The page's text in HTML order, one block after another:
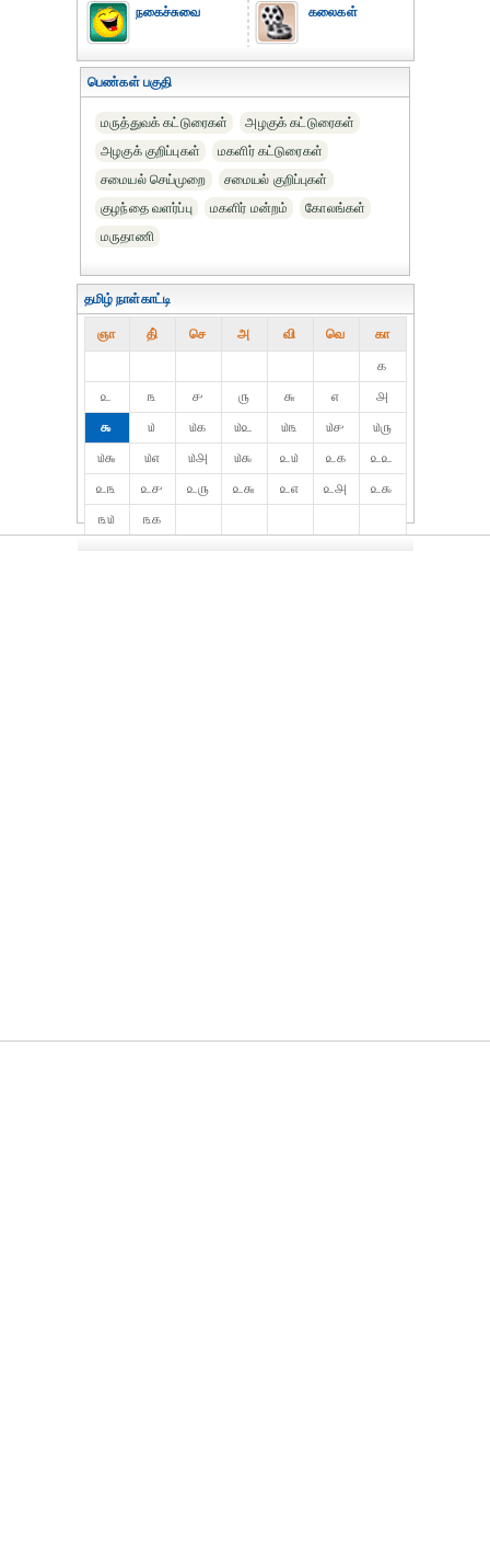
நகைச்சுவை கலைகள்
பெண்கள் பகுதி
மருத்துவக் கட்டுரைகள்
அழகுக் கட்டுரைகள்
அழகுக் குறிப்புகள்
மகளிர் கட்டுரைகள்
சமையல் செய்முறை
சமையல் குறிப்புகள்
குழந்தை வளர்ப்பு
மகளிர் மன்றம்
கோலங்கள்
மருதாணி
தமிழ் நாள்காட்டி
ஞா தி் செ அ வி வெ கா
௧
௨
௩ ௪ ௫ ௬ ௭
௮
௯
௰ ௰௧ ௰௨ ௰௩ ௰௪
௰௫
௰௬
௰௭ ௰௮ ௰௯ ௨௰ ௨௧
௨௨
௨௩
௨௪ ௨௫ ௨௬ ௨௭ ௨௮
௨௯
௩௰
௩௧